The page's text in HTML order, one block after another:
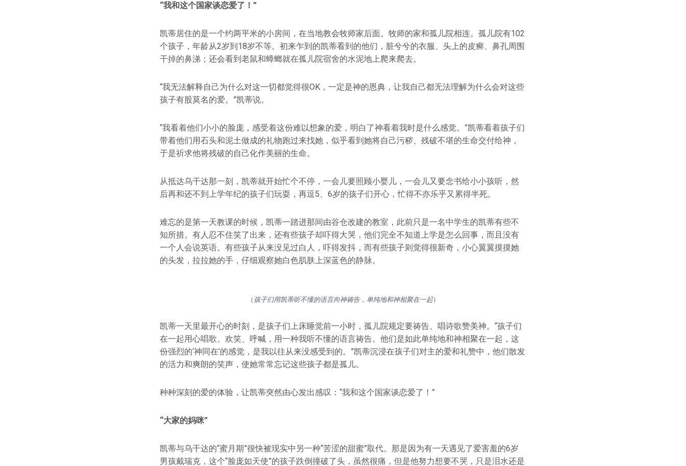
“我和这个国家谈恋爱了！”
凯蒂居住的是一个约两平米的小房间，在当地教会牧师家后面。牧师的家和孤儿院相连。孤儿院有102
个孩子，年龄从2岁到18岁不等。初来乍到的凯蒂看到的他们，脏兮兮的衣服、头上的皮癣、鼻孔周围
干掉的鼻涕；还会看到老鼠和蟑螂就在孤儿院宿舍的水泥地上爬来爬去。
“我无法解释自己为什么对这一切都觉得很OK，一定是神的恩典，让我自己都无法理解为什么会对这些
孩子有股莫名的爱。”凯蒂说。
“我看着他们小小的脸庞，感受着这份难以想象的爱，明白了神看着我时是什么感觉。”凯蒂看着孩子们
带着他们用石头和泥土做成的礼物跑过来找她，似乎看到她将自己污秽、残破不堪的生命交付给神，
于是祈求他将残破的自己化作美丽的生命。
从抵达乌干达那一刻，凯蒂就开始忙个不停，一会儿要照顾小婴儿，一会儿又要念书给小小孩听，然
后再和还不到上学年纪的孩子们玩耍，再逗5、6岁的孩子们开心，忙得不亦乐乎又累得半死。
难忘的是第一天教课的时候，凯蒂一踏进那间由谷仓改建的教室，此前只是一名中学生的凯蒂有些不
知所措。有人忍不住笑了出来，还有些孩子却吓得大哭，他们完全不知道上学是怎么回事，而且没有
一个人会说英语。有些孩子从来没见过白人，吓得发抖，而有些孩子则觉得很新奇，小心翼翼摸摸她
的头发，拉拉她的手，仔细观察她白色肌肤上深蓝色的静脉。
（ 孩子们用凯蒂听不懂的语言向神祷告，单纯地和神相聚在一起）
凯蒂一天里最开心的时刻，是孩子们上床睡觉前一小时，孤儿院规定要祷告、唱诗歌赞美神。“孩子们
在一起用心唱歌、欢笑、呼喊，用一种我听不懂的语言祷告。他们是如此单纯地和神相聚在一起，这
份强烈的‘神同在’的感觉，是我以往从来没感受到的。”凯蒂沉浸在孩子们对主的爱和礼赞中，他们散发
的活力和爽朗的笑声，使她常常忘记这些孩子都是孤儿。
种种深刻的爱的体验，让凯蒂突然由心发出感叹：“我和这个国家谈恋爱了！”
“大家的妈咪”
凯蒂与乌干达的“蜜月期”很快被现实中另一种“苦涩的甜蜜”取代。那是因为有一天遇见了爱害羞的6岁
男孩戴瑞克，这个“脸庞如天使”的孩子跌倒撞破了头，虽然很痛，但是他努力想要不哭，只是泪水还是